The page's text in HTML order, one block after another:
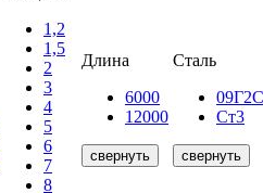
1,2
1,5
2
3
4
5
6
7
8
Длина
6000
12000
свернуть
Сталь
09Г2С
Ст3
свернуть